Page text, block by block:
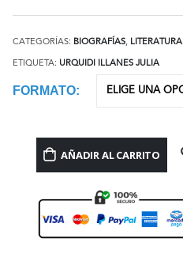
CATEGORÍAS: BIOGRAFÍAS, LITERATURA
ETIQUETA: URQUIDI ILLANES JULIA
FORMATO
AÑADIR AL CARRITO